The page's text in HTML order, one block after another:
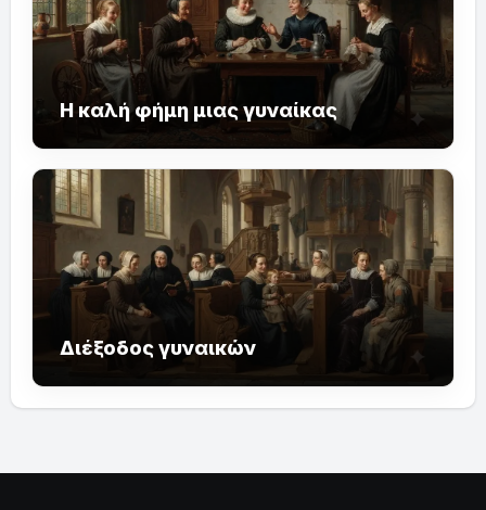
Η καλή φήμη μιας γυναίκας
Διέξοδος γυναικών